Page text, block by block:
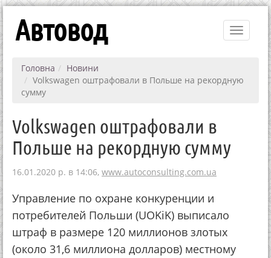
Toggle
Автовод
Головна
Новини
Volkswagen оштрафовали в Польше на рекордную
сумму
Volkswagen оштрафовали в
Польше на рекордную сумму
16.01.2020 р. в 14:06, www.autoconsulting.com.ua
Управление по охране конкуренции и
потребителей Польши (UOKiK) выписало
штраф в размере 120 миллионов злотых
(около 31,6 миллиона долларов) местному